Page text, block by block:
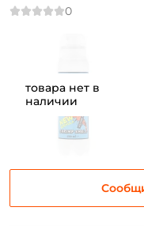
товара нет в
наличии